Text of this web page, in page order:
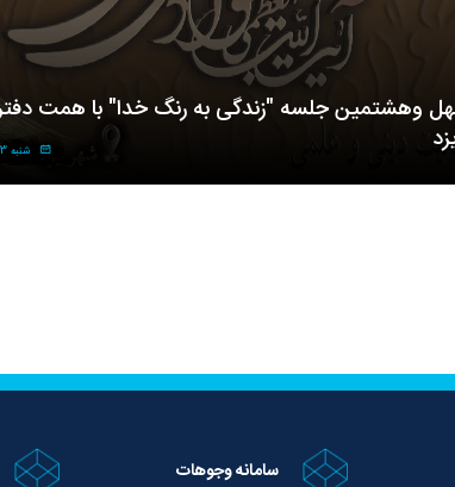
وهشتمین جلسه "زندگی به رنگ خدا" با همت
شنبه 03 مرداد 1405
سامانه وجوهات